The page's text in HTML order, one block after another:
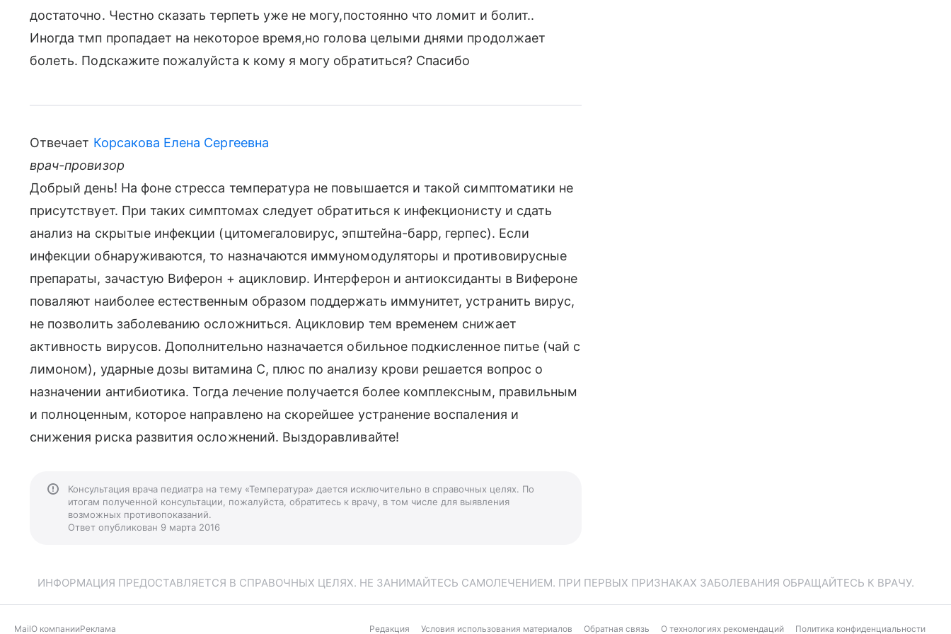
достаточно. Честно сказать терпеть уже не могу,постоянно что ломит и болит..
Иногда тмп пропадает на некоторое время,но голова целыми днями продолжает
болеть. Подскажите пожалуйста к кому я могу обратиться? Спасибо
Отвечает Корсакова Елена Сергеевна
врач-провизор
Добрый день! На фоне стресса температура не повышается и такой симптоматики не
присутствует. При таких симптомах следует обратиться к инфекционисту и сдать
анализ на скрытые инфекции (цитомегаловирус, эпштейна-барр, герпес). Если
инфекции обнаруживаются, то назначаются иммуномодуляторы и противовирусные
препараты, зачастую Виферон + ацикловир. Интерферон и антиоксиданты в Вифероне
поваляют наиболее естественным образом поддержать иммунитет, устранить вирус,
не позволить заболеванию осложниться. Ацикловир тем временем снижает
активность вирусов. Дополнительно назначается обильное подкисленное питье (чай с
лимоном), ударные дозы витамина С, плюс по анализу крови решается вопрос о
назначении антибиотика. Тогда лечение получается более комплексным, правильным
и полноценным, которое направлено на скорейшее устранение воспаления и
снижения риска развития осложнений. Выздоравливайте!
Консультация врача педиатра на тему «Температура» дается исключительно в справочных целях. По
итогам полученной консультации, пожалуйста, обратитесь к врачу, в том числе для выявления
возможных противопоказаний.
Ответ опубликован 9 марта 2016
ИНФОРМАЦИЯ ПРЕДОСТАВЛЯЕТСЯ В СПРАВОЧНЫХ ЦЕЛЯХ. НЕ ЗАНИМАЙТЕСЬ САМОЛЕЧЕНИЕМ. ПРИ ПЕРВЫХ ПРИЗНАКАХ ЗАБОЛЕВАНИЯ ОБРАЩАЙТЕСЬ К ВРАЧУ.
MailО компанииРеклама Редакция Условия использования материалов Обратная связь О технологиях рекомендаций Политика конфиденциальности